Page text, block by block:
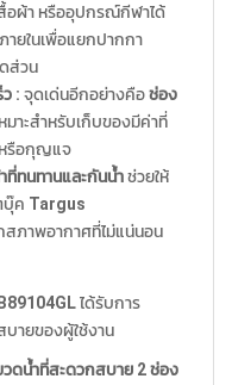
อผ้า หรืออุปกรณ์กีฬาได้
ภายในเพื่อแยกปากกา
ส่วน
: จุดเด่นอีกอย่างคือช่อง
มาะสำหรับเก็บของมีค่าที่
หรือกุญแจ
ที่ทนทานและกันน้ำช่วยให้
บุ๊ค Targus
ภาพอากาศที่ไม่แน่นอน
ได้รับการ
ายของผู้ใช้งาน
วดน้ำที่สะดวกสบาย 2 ช่อง